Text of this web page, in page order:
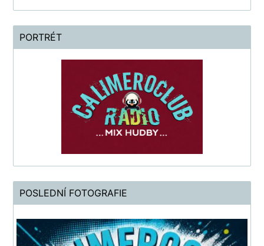
PORTRÉT
POSLEDNÍ FOTOGRAFIE